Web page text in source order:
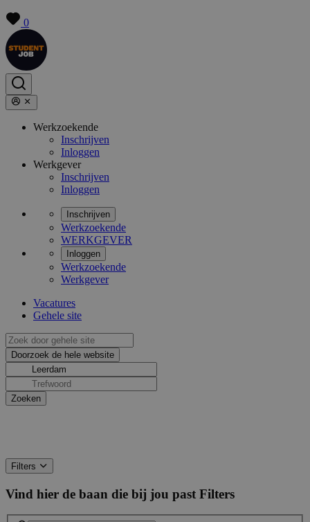
0
Werkzoekende
Inschrijven
Inloggen
Werkgever
Inschrijven
Inloggen
Inschrijven
Werkzoekende
WERKGEVER
Inloggen
Werkzoekende
Werkgever
Vacatures
Gehele site
Filters
Vind hier de baan die bij jou past Filters